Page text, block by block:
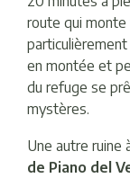
route qui monte
en montée et
du refuge se
mystères.
Une autre ruine
de Piano del